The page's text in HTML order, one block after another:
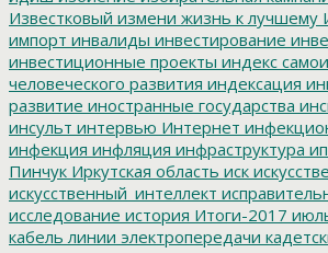
Известковый измени жизнь к лучшему
импорт инвалиды инвестирование
инвестиционные проекты индекс
человеческого развития индексация
развитие иностранные государства
инсульт интервью Интернет
инфекция инфляция инфраструктура
Пинчук Иркутская область иск
искусственный_интеллект
исследование история Итоги-2017
кабель линии электропередачи